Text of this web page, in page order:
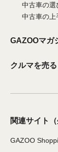
中古車の選
中古車の上
GAZOOマガ
クルマを売る
関連サイト
GAZOO